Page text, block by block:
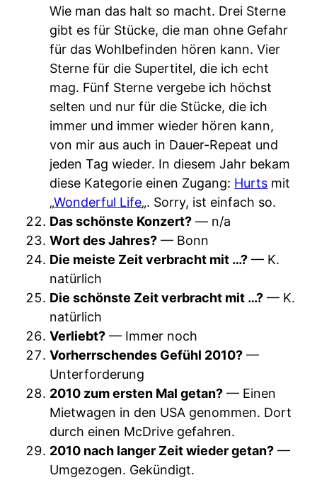
Wie man das halt so macht. Drei Sterne
gibt es für Stücke, die man ohne Gefahr
für das Wohlbefinden hören kann. Vier
Sterne für die Supertitel, die ich echt
mag. Fünf Sterne vergebe ich höchst
selten und nur für die Stücke, die ich
immer und immer wieder hören kann,
von mir aus auch in Dauer-Repeat und
jeden Tag wieder. In diesem Jahr bekam
diese Kategorie einen Zugang: Hurts mit
„Wonderful Life„. Sorry, ist einfach so.
Das schönste Konzert? — n/a
Wort des Jahres? — Bonn
Die meiste Zeit verbracht mit …? — K.
natürlich
Die schönste Zeit verbracht mit …? — K.
natürlich
Verliebt? — Immer noch
Vorherrschendes Gefühl 2010? —
Unterforderung
2010 zum ersten Mal getan? — Einen
Mietwagen in den USA genommen. Dort
durch einen McDrive gefahren.
2010 nach langer Zeit wieder getan? —
Umgezogen. Gekündigt.